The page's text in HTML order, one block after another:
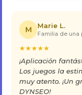
M Marie L.
Familia de una
★★★★★
¡Aplicación
Los juegos la
muy atento. ¡Un
DYNSEO!